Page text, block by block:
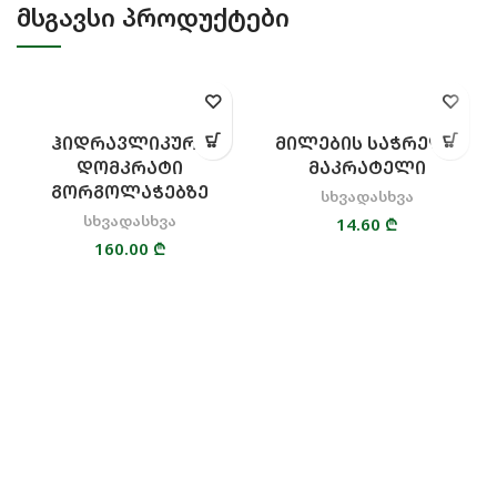
ᲛᲡᲒᲐᲕᲡᲘ ᲞᲠᲝᲓᲣᲥᲢᲔᲑᲘ
ᲰᲘᲓᲠᲐᲕᲚᲘᲙᲣᲠᲘ
ᲓᲝᲛᲙᲠᲐᲢᲘ
ᲒᲝᲠᲒᲝᲚᲐᲭᲔᲑᲖᲔ
სხვადასხვა
160.00 ₾
ᲛᲘᲚᲔᲑᲘᲡ ᲡᲐᲭᲠᲔᲚᲘ
ᲛᲐᲙᲠᲐᲢᲔᲚᲘ
სხვადასხვა
14.60 ₾